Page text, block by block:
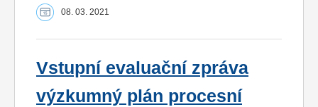
08. 03. 2021
Vstupní evaluační zpráva
výzkumný plán procesní